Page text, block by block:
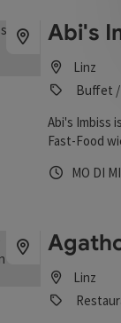
Abi's
Linz
Buffet
Abi's Imbiss
Fast-Food
Innenraum.
MO DI MI
- Bar
Linz